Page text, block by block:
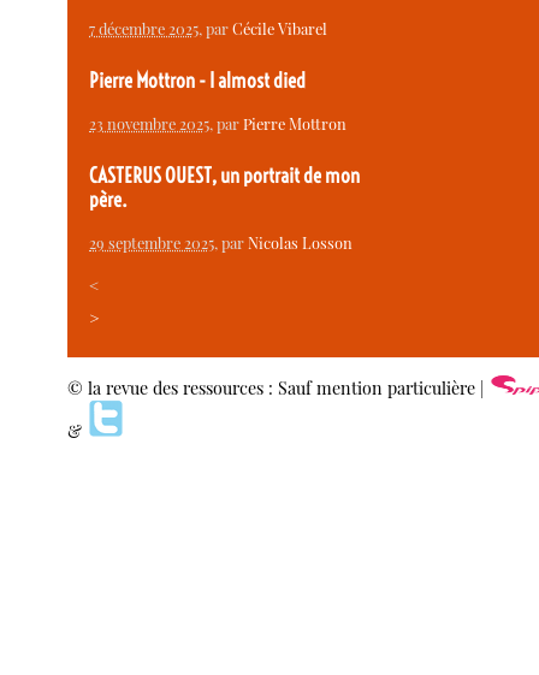
7 décembre 2025, parCécile Vibarel
Pierre Mottron - I almost died
23 novembre 2025, parPierre Mottron
CASTERUS OUEST, un portrait de mon
père.
29 septembre 2025, parNicolas Losson
<
>
© la revue des ressources : Sauf mention particulière |
&